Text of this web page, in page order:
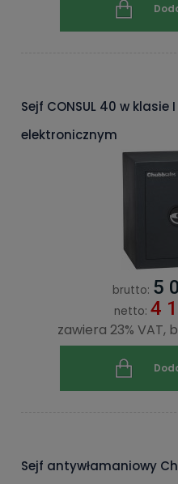
Sejf CONSUL 40 w klasie
elektronicznym
brutto: 5
netto: 4
zawiera 23% VAT,
Sejf antywłamaniowy